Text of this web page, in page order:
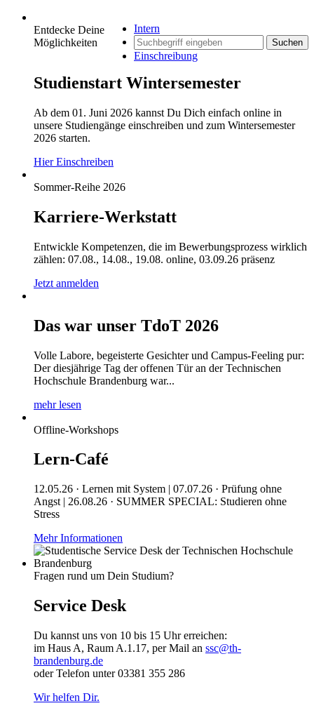
Intern
Suchen
Einschreibung
Entdecke Deine
Möglichkeiten
Studienstart Wintersemester
Ab dem 01. Juni 2026 kannst Du Dich einfach online in
unsere Studiengänge einschreiben und zum Wintersemester
2026 starten.
Hier Einschreiben
Sommer-Reihe 2026
Karriere-Werkstatt
Entwickle Kompetenzen, die im Bewerbungsprozess wirklich
zählen: 07.08., 14.08., 19.08. online, 03.09.26 präsenz
Jetzt anmelden
Das war unser TdoT 2026
Volle Labore, begeisterte Gesichter und Campus-Feeling pur:
Der diesjährige Tag der offenen Tür an der Technischen
Hochschule Brandenburg war...
mehr lesen
Offline-Workshops
Lern-Café
12.05.26 · Lernen mit System | 07.07.26 · Prüfung ohne
Angst | 26.08.26 · SUMMER SPECIAL: Studieren ohne
Stress
Mehr Informationen
Fragen rund um Dein Studium?
Service Desk
Du kannst uns von 10 bis 15 Uhr erreichen:
im Haus A, Raum A.1.17, per Mail an ssc@th-
brandenburg.de
oder Telefon unter 03381 355 286
Wir helfen Dir.